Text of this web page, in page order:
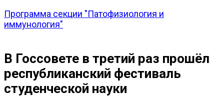
Программа секции "Патофизиология и
иммунология"
В Госсовете в третий раз прошёл
республиканский фестиваль
студенческой науки